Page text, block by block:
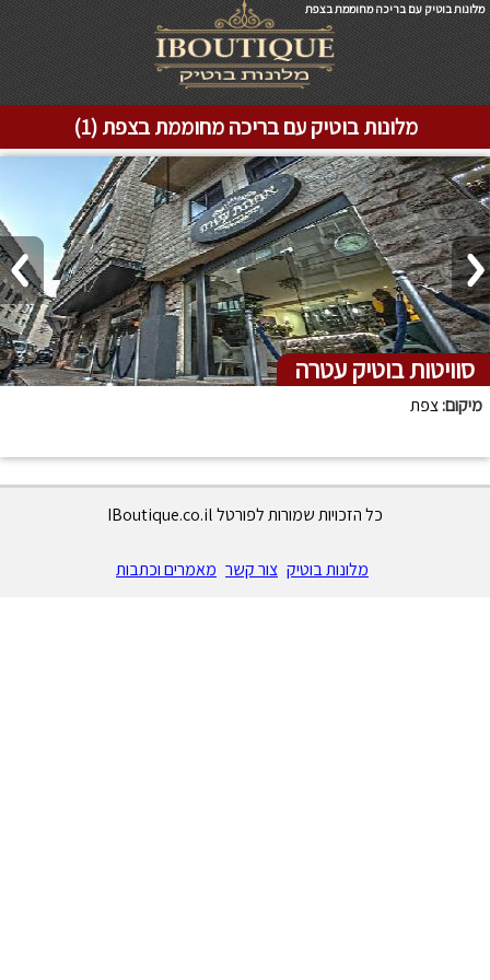
מלונות בוטיק עם בריכה מחוממת בצפת
מלונות בוטיק עם בריכה מחוממת בצפת (1)
סוויטות בוטיק עטרה
מיקום:צפת
כל הזכויות שמורות לפורטל IBoutique.co.il
מלונות בוטיק צור קשר מאמרים וכתבות